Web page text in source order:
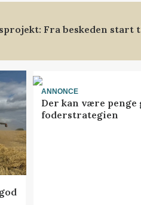
Fra beskeden start
ANNONCE
Der kan være penge
foderstrategien